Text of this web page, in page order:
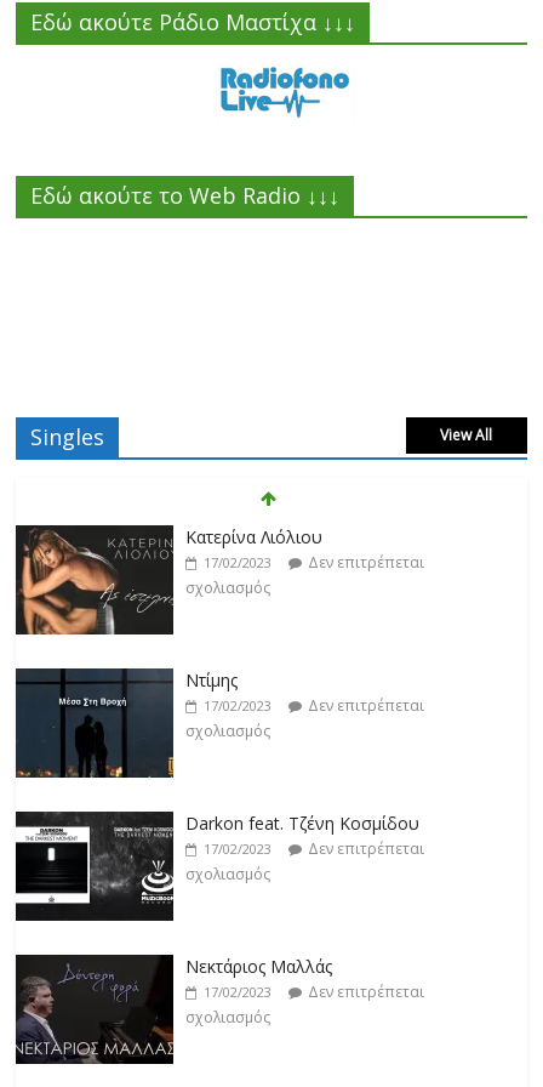
Εδώ ακούτε Ράδιο Μαστίχα ↓↓↓
Εδώ ακούτε το Web Radio ↓↓↓
Singles View All
Κατερίνα Λιόλιου
17/02/2023
Δεν επιτρέπεται
σχολιασμός
Ντίμης
17/02/2023
Δεν επιτρέπεται
σχολιασμός
Darkon feat. Τζένη Κοσμίδου
17/02/2023
Δεν επιτρέπεται
σχολιασμός
Νεκτάριος Μαλλάς
17/02/2023
Δεν επιτρέπεται
σχολιασμός